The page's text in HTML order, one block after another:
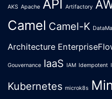
AKS Apache API Artifactory
Camel Camel-K
Architecture
Gouvernance IaaS IAM Idempotent
Kubernetes microk8s